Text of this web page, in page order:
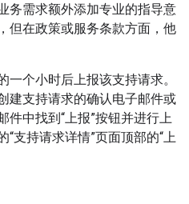
务需求额外添加专业的指导意
但在政策或服务条款方面，他
个小时后上报该支持请求。
建支持请求的确认电子邮件或
中找到“上报”按钮并进行上
支持请求详情”页面顶部的“上